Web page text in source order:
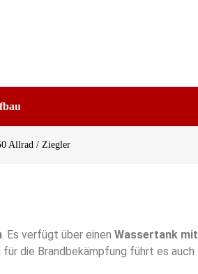
Allrad / Ziegler
. Es verfügt über einen Wassertank mit
die Brandbekämpfung führt es auch